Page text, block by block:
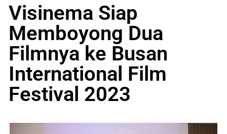
Visinema Siap
Memboyong Dua
Filmnya ke Busan
International Film
Festival 2023